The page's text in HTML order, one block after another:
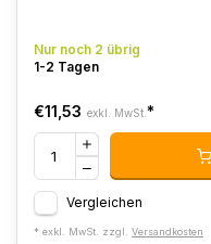
Nur noch 2 übrig
1-2 Tagen
€11,53 exkl. MwSt. *
Vergleichen
* exkl. MwSt. zzgl. Versandkosten